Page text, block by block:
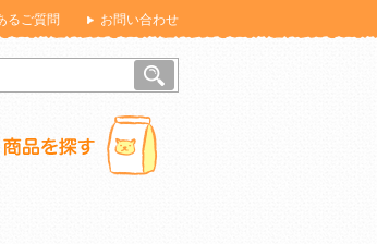
るご質問 お問い合わせ